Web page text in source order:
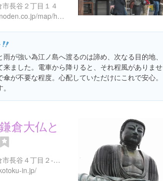
長谷２丁目１４
http://www.enoden.co.jp/map/hase.html
が強い為江ノ島へ渡るのは諦め、次なる目的地、
来ました。電車から降りると、それ程風がありませ
傘が不要な程度。心配していただけにこれで安心。
倉大仏と
神奈川県鎌倉市長谷４丁目２-２８
in.jp/